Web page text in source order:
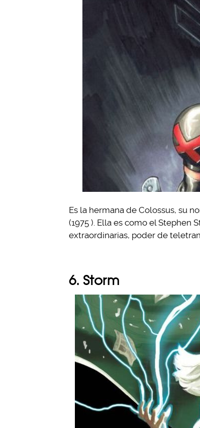
Es la hermana de Colossus, su
(1975 ). Ella es como el
extraordinarias, poder de
6. Storm